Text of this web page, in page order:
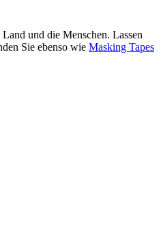
und die Menschen. Lassen
Sie ebenso wie Masking Tapes